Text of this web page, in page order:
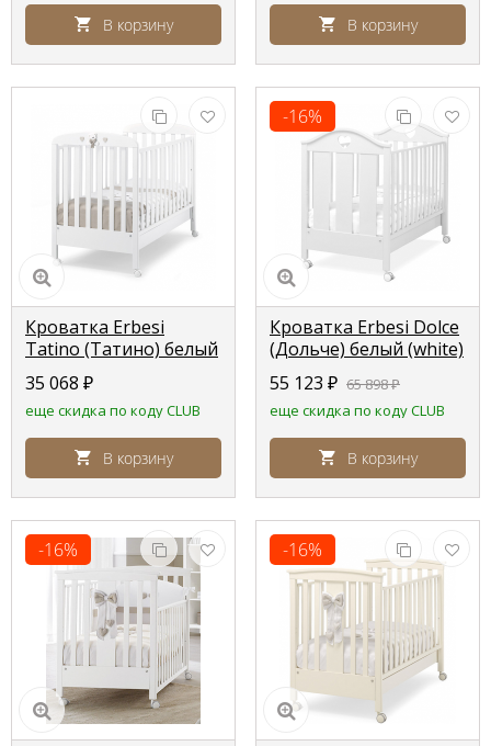
В корзину В корзину
Кроватка Erbesi
Tatino (Татино) белый
35 068 ₽
еще скидка по коду CLUB
В корзину
-16%
Кроватка Erbesi Dolce
(Дольче) белый (white)
55 123 ₽ 65 898₽
еще скидка по коду CLUB
В корзину
-16% -16%